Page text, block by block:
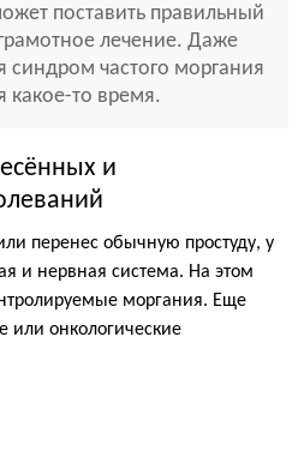
поставить правильный
лечение. Даже
синдром частого моргания
какое-то время.
и
перенес обычную простуду, у
и нервная система. На этом
моргания. Еще
или онкологические